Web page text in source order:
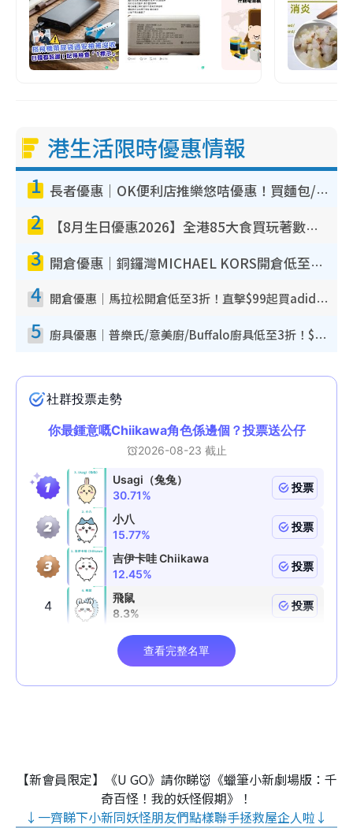
港生活限時優惠情報
1 長者優惠｜OK便利店推樂悠咭優惠！買麵包/牛奶/保健品拍卡即減
2 【8月生日優惠2026】全港85大食買玩著數攻略 自助餐/火鍋放題同行免費＋誠品/DONKI送現金券
3 開倉優惠｜銅鑼灣MICHAEL KORS開倉低至17折！直擊$500起買手袋/銀包/鞋款 必買經典Jet Set系列
4 開倉優惠｜馬拉松開倉低至3折！直擊$99起買adidas／New Balance／Puma鞋款 STANLEY保溫杯劈價至$119起
5 廚具優惠｜普樂氏/意美廚/Buffalo廚具低至3折！$89起買煎鍋／炒鑊／個人鍋 同場小家電激減至$99起
【新會員限定】《U GO》請你睇👹《蠟筆小新劇場版：千
奇百怪！我的妖怪假期》！
↓一齊睇下小新同妖怪朋友們點樣聯手拯救屋企人啦↓